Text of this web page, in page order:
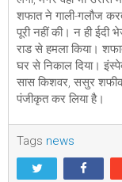
शफात ने गाली-गलौज
पूरी नहीं की। न ही
राड से हमला किया।
घर से निकाल दिया।
सास किशवर, ससुर
पंजीकृत कर लिया है।
Tags news